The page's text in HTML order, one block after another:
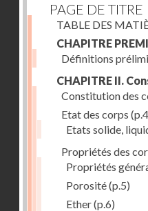
PAGE DE TITRE
TABLE DES
CHAPITRE
Définitions
CHAPITRE II.
Constitution des
Etat des corps
Etats solide,
Propriétés des
Propriétés
Porosité(p.5)
Ether(p.6)